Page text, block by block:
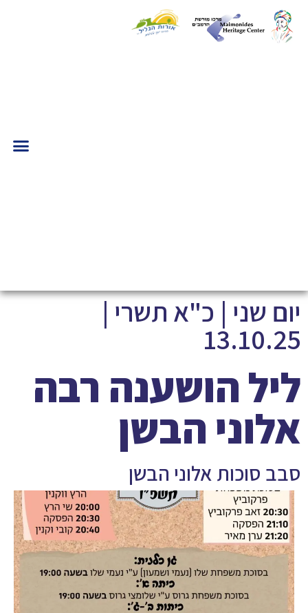
יום שני | כ"א תשרי |
13.10.25
ליל הושענה רבה
אלוני הבשן
סבב סוכות אלוני הבשן